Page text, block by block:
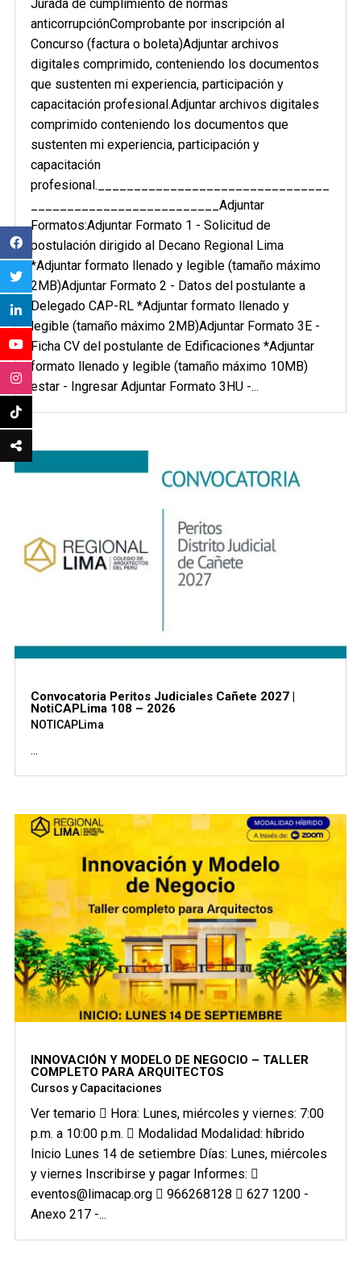
Jurada de cumplimiento de normas
anticorrupciónComprobante por inscripción al
Concurso (factura o boleta)Adjuntar archivos
digitales comprimido, conteniendo los documentos
que sustenten mi experiencia, participación y
capacitación profesional.Adjuntar archivos digitales
comprimido conteniendo los documentos que
sustenten mi experiencia, participación y
capacitación
profesional.________________________________
__________________________Adjuntar
Formatos:Adjuntar Formato 1 - Solicitud de
postulación dirigido al Decano Regional Lima
*Adjuntar formato llenado y legible (tamaño máximo
2MB)Adjuntar Formato 2 - Datos del postulante a
Delegado CAP-RL *Adjuntar formato llenado y
legible (tamaño máximo 2MB)Adjuntar Formato 3E -
Ficha CV del postulante de Edificaciones *Adjuntar
formato llenado y legible (tamaño máximo 10MB)
estar - Ingresar Adjuntar Formato 3HU -...
Convocatoria Peritos Judiciales Cañete 2027 |
NotiCAPLima 108 – 2026
NOTICAPLima
...
INNOVACIÓN Y MODELO DE NEGOCIO – TALLER
COMPLETO PARA ARQUITECTOS
Cursos y Capacitaciones
Ver temario  Hora: Lunes, miércoles y viernes: 7:00
p.m. a 10:00 p.m.  Modalidad Modalidad: híbrido
Inicio Lunes 14 de setiembre Días: Lunes, miércoles
y viernes Inscribirse y pagar Informes: 
eventos@limacap.org  966268128  627 1200 -
Anexo 217 -...